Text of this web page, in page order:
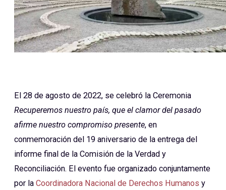
El 28 de agosto de 2022, se celebró la Ceremonia
Recuperemos nuestro país, que el clamor del pasado
afirme nuestro compromiso presente, en
conmemoración del 19 aniversario de la entrega del
informe final de la Comisión de la Verdad y
Reconciliación. El evento fue organizado conjuntamente
por la Coordinadora Nacional de Derechos Humanos y